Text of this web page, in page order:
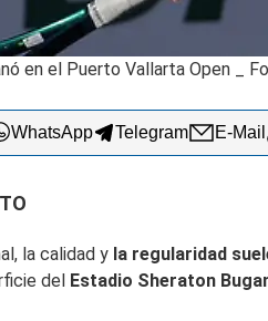
en el Puerto Vallarta Open _
WhatsApp Telegram E-Mail
la calidad y la regularidad
del Estadio Sheraton